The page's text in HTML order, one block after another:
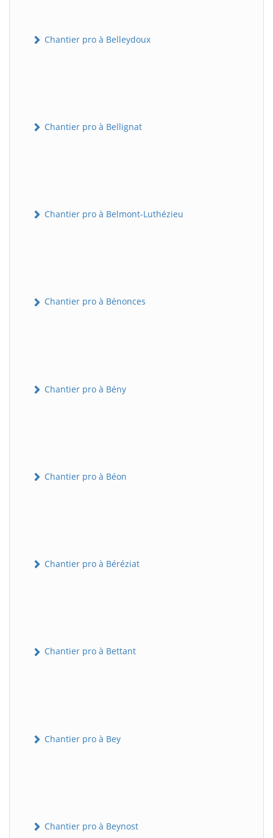
Chantier pro à Belleydoux
Chantier pro à Bellignat
Chantier pro à Belmont-Luthézieu
Chantier pro à Bénonces
Chantier pro à Bény
Chantier pro à Béon
Chantier pro à Béréziat
Chantier pro à Bettant
Chantier pro à Bey
Chantier pro à Beynost